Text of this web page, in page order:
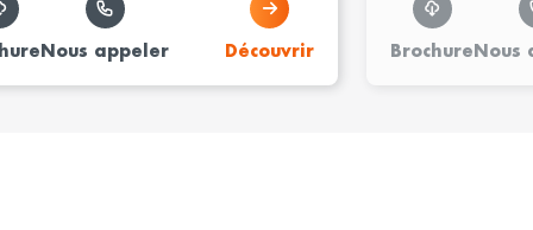
Nous appeler Découvrir Brochure Nous